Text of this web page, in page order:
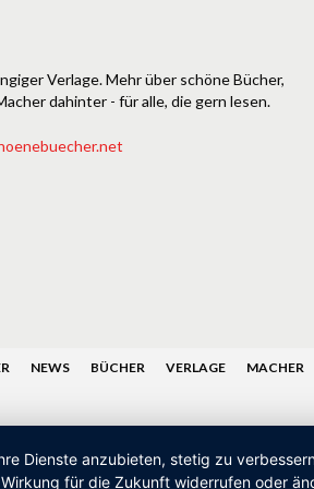
Verlage. Mehr über schöne Bücher,
dahinter - für alle, die gern lesen.
NEWS BÜCHER VERLAGE MACHER
Dienste anzubieten, stetig zu
für die Zukunft widerrufen oder